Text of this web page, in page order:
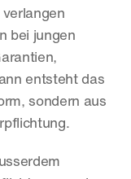
bei jungen
entsteht das
sondern aus